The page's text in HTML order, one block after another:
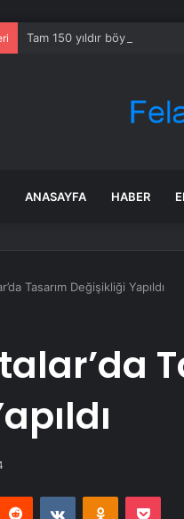
Tam 150 yıldır böyle bir şey
ANASAYFA HABER
Tasarım Değişikliği Yapıldı
Reddit VKontakte